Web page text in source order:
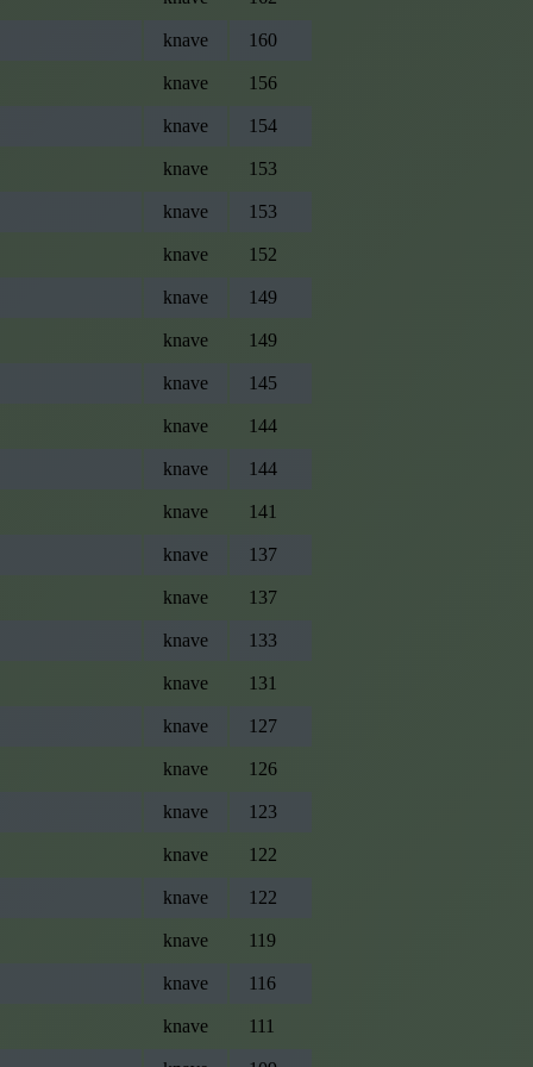
knave 160
knave 156
knave 154
knave 153
knave 153
knave 152
knave 149
knave 149
knave 145
knave 144
knave 144
knave 141
knave 137
knave 137
knave 133
knave 131
knave 127
knave 126
knave 123
knave 122
knave 122
knave 119
knave 116
knave 111